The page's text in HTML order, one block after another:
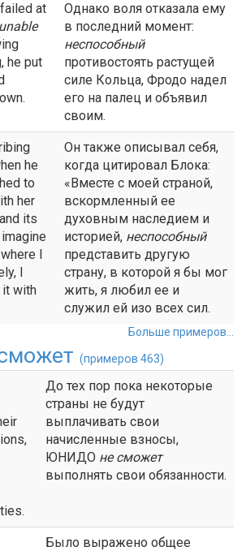
at
unable
he put
Однако воля отказала ему
в последний момент:
неспособный
противостоять растущей
силе Кольца, Фродо надел
его на палец и объявил
своим.
he
to
her
its
I
I
it with
Он также описывал себя,
когда цитировал Блока:
«Вместе с моей страной,
вскормленный ее
духовным наследием и
историей, неспособный
представить другую
страну, в которой я бы мог
жить, я любил ее и
служил ей изо всех сил.
Больше примеров...
(примеров 463)
До тех пор пока некоторые
страны не будут
выплачивать свои
начисленные взносы,
ЮНИДО несможет
выполнять свои обязанности.
Было выражено общее